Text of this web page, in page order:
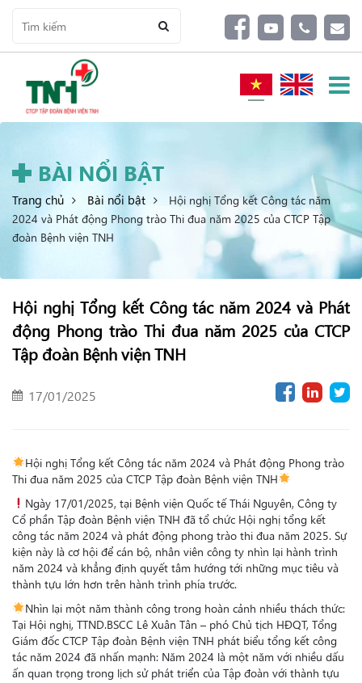
BÀI NỔI BẬT
Trang chủ Bài nổi bật
Hội nghị Tổng kết Công tác năm
2024 và Phát động Phong trào Thi đua năm 2025 của CTCP Tập
đoàn Bệnh viện TNH
Hội nghị Tổng kết Công tác năm 2024 và Phát
động Phong trào Thi đua năm 2025 của CTCP
Tập đoàn Bệnh viện TNH
17/01/2025
Hội nghị Tổng kết Công tác năm 2024 và Phát động Phong trào
Thi đua năm 2025 của CTCP Tập đoàn Bệnh viện TNH
Ngày 17/01/2025, tại Bệnh viện Quốc tế Thái Nguyên, Công ty
Cổ phần Tập đoàn Bệnh viện TNH đã tổ chức Hội nghị tổng kết
công tác năm 2024 và phát động phong trào thi đua năm 2025. Sự
kiện này là cơ hội để cán bộ, nhân viên công ty nhìn lại hành trình
năm 2024 và khẳng định quyết tâm hướng tới những mục tiêu và
thành tựu lớn hơn trên hành trình phía trước.
Nhìn lại một năm thành công trong hoàn cảnh nhiều thách thức:
Tại Hội nghị, TTND.BSCC Lê Xuân Tân – phó Chủ tịch HĐQT, Tổng
Giám đốc CTCP Tập đoàn Bệnh viện TNH phát biểu tổng kết công
tác năm 2024 đã nhấn mạnh: Năm 2024 là một năm với nhiều dấu
ấn quan trọng trong lịch sử phát triển của Tập đoàn với thành tựu